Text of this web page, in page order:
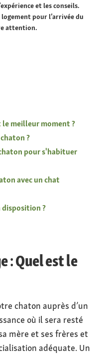
et les conseils.
pour l’arrivée du
attention.
le meilleur moment ?
?
pour s'habituer
avec un chat
?
: Quel est le
chaton auprès d’un
où il sera resté
mère et ses frères et
adéquate. Un